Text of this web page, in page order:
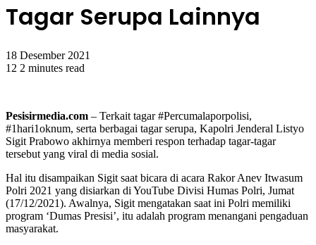
Tagar Serupa Lainnya
18 Desember 2021
12 2 minutes read
Pesisirmedia.com – Terkait tagar #Percumalaporpolisi,
#1hari1oknum, serta berbagai tagar serupa, Kapolri Jenderal Listyo
Sigit Prabowo akhirnya memberi respon terhadap tagar-tagar
tersebut yang viral di media sosial.
Hal itu disampaikan Sigit saat bicara di acara Rakor Anev Itwasum
Polri 2021 yang disiarkan di YouTube Divisi Humas Polri, Jumat
(17/12/2021). Awalnya, Sigit mengatakan saat ini Polri memiliki
program ‘Dumas Presisi’, itu adalah program menangani pengaduan
masyarakat.